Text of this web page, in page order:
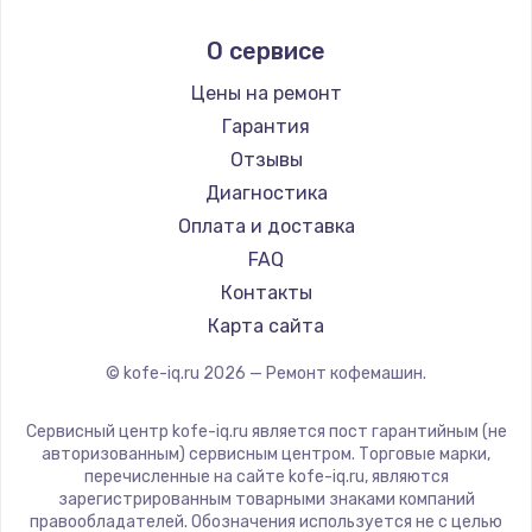
Ремонт микросхемы управления
от 1100 руб.
Заказать
Замена микросхемы питания
от 1100 руб.
Заказать
Ремонт NFC модуля
от 880 руб.
Ремонт микросхемы NFC
от 1100 руб.
Ремонт кофемашин RED solution
Ремонт кофемашин Bravilor Bonamat
Ремонт кофемашин Vard
Ремонт кофемашин Tuvio
Ремонт кофемашин Carrera
Ремонт кофемашин Supra
Jura
Olympia
Saeco
La Cimbali
WMF
Yamaguchi
Nivona
Astoria
JVC
ROCKET MOZZAFIATO
Vivitek
Thomson
Hisense
О сервисе
Цены на ремонт
Гарантия
Отзывы
Диагностика
Оплата и доставка
FAQ
Контакты
Карта сайта
© kofe-iq.ru 2026 — Ремонт кофемашин.
Сервисный центр kofe-iq.ru является пост гарантийным (не
авторизованным) сервисным центром. Торговые марки,
перечисленные на сайте kofe-iq.ru, являются
зарегистрированным товарными знаками компаний
правообладателей. Обозначения используется не с целью